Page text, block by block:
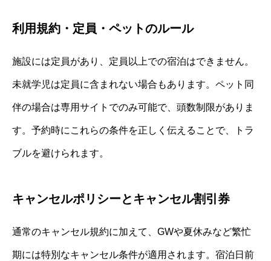
利用規約・定員・ペットのルール
施設には定員があり、定員以上での宿泊はできません。
未就学児は定員に含まれない場合もあります。ペット同
伴の場合は専用サイトでのみ可能で、頭数制限がありま
す。予約時にこれらの条件を正しく伝えることで、トラ
ブルを避けられます。
キャンセルポリシーとキャンセル割引券
通常のキャンセル規約に加えて、GWや夏休みなど繁忙
期には特別なキャンセル条件が適用されます。宿泊日前